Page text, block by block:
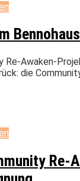
Re-Awaken-
die
Re-